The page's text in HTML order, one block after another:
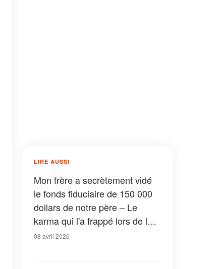
LIRE AUSSI
Mon frère a secrètement vidé
le fonds fiduciaire de 150 000
dollars de notre père – Le
karma qui l'a frappé lors de la
lecture du testament a laissé
08 avril 2026